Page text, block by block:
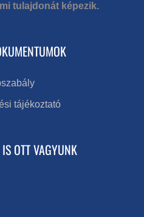
tulajdonát képezik.
tájékoztató
OTT VAGYUNK